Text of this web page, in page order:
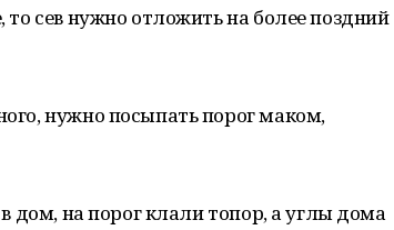
сев нужно отложить на более поздний
нужно посыпать порог маком,
дом, на порог клали топор, а углы дома